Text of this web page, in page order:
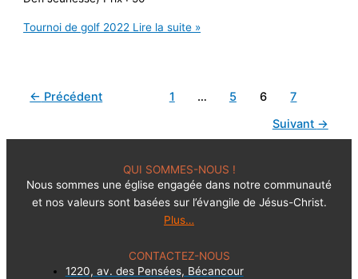
Tournoi de golf 2022 Lire la suite »
← Précédent 1 … 5 6
7
Suivant →
QUI SOMMES-NOUS !
Nous sommes une église engagée dans notre communauté
et nos valeurs sont basées sur l’évangile de Jésus-Christ.
Plus…
CONTACTEZ-NOUS
1220, av. des Pensées, Bécancour